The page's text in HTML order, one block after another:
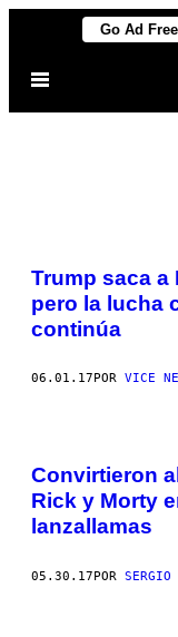
contenido
Go Ad Free
Abrir
Trump saca a
pero la lucha
continúa
06.01.17 POR VICE
Convirtieron
Rick y Morty
lanzallamas
05.30.17POR SERGIO